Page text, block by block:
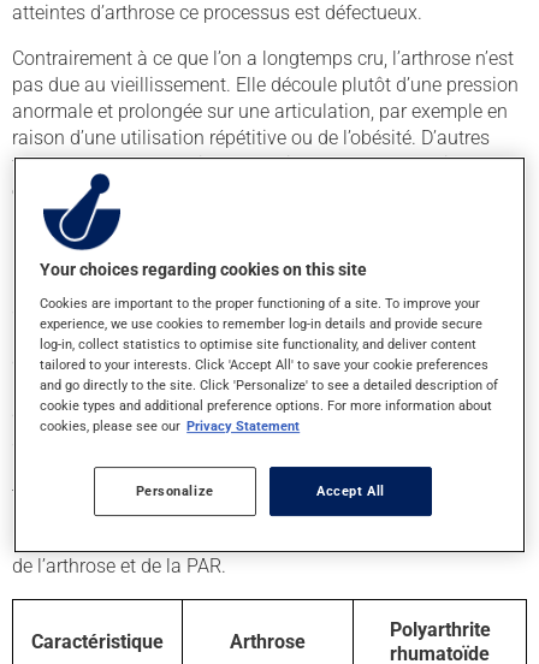
atteintes d’arthrose ce processus est défectueux.
Contrairement à ce que l’on a longtemps cru, l’arthrose n’est
pas due au vieillissement. Elle découle plutôt d’une pression
anormale et prolongée sur une articulation, par exemple en
raison d’une utilisation répétitive ou de l’obésité. D’autres
facteurs peuvent aussi entrer en jeu, comme l’hérédité, un
emploi avec des mouvements répétitifs, le sexe ou l’âge.
Causes et symptômes de la polyarthrite rhumatoïde (PAR)
La PAR est une maladie auto-immune, c’est-à-dire que le
système immunitaire s’attaque par erreur au cartilage qui
recouvre les articulations, ce qui mène à de l’inflammation et
des lésions articulaires. Différents facteurs augmentent le
risque de souffrir de PAR, notamment une prédisposition
génétique, le tabagisme et certaines infections qui
n’est pas traitée, de plus en plus d’articulations seront
touchées.
de l’arthrose et de la PAR.
Caractéristique Arthrose
Polyarthrite
rhumatoïde
Your choices regarding cookies on this site
Cookies are important to the proper functioning of a site. To improve your
experience, we use cookies to remember log-in details and provide secure
log-in, collect statistics to optimise site functionality, and deliver content
tailored to your interests. Click 'Accept All' to save your cookie preferences
and go directly to the site. Click 'Personalize' to see a detailed description of
cookie types and additional preference options. For more information about
cookies, please see our Privacy Statement
Personalize Accept All